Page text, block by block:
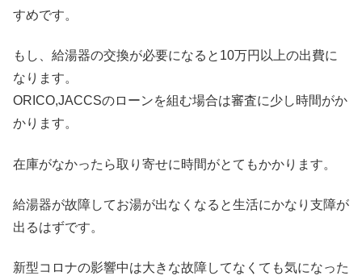
すめです。
もし、給湯器の交換が必要になると10万円以上の出費に
なります。
ORICO,JACCSのローンを組む場合は審査に少し時間がか
かります。
在庫がなかったら取り寄せに時間がとてもかかります。
給湯器が故障してお湯が出なくなると生活にかなり支障が
出るはずです。
新型コロナの影響中は大きな故障してなくても気になった